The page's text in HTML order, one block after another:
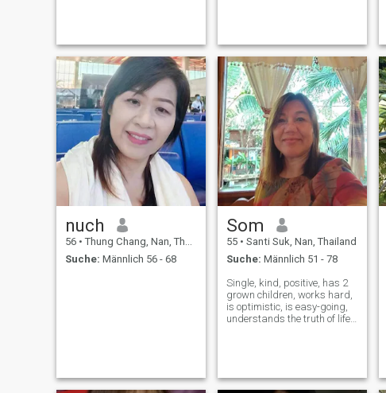
nuch
56 • Thung Chang, Nan, Thailand
Suche: Männlich 56 - 68
Som
55 • Santi Suk, Nan, Thailand
Suche: Männlich 51 - 78
Single, kind, positive, has 2
grown children, works hard,
is optimistic, is easy-going,
understands the truth of life